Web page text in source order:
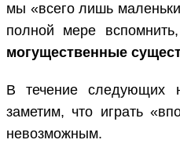
мы «всего лишь
полной мере
могущественные
В течение следующих
заметим, что играть
невозможным.